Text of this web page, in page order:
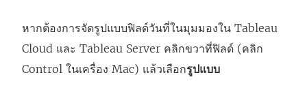
หากต้องการจัดรูปแบบฟิลด์วันที่ในมุมมองใน Tableau
Cloud และ Tableau Server คลิกขวาที่ฟิลด์ (คลิก
Control ในเครื่อง Mac) แล้วเลือกรูปแบบ